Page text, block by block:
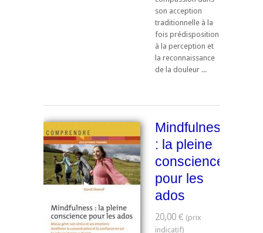
son acception
traditionnelle à la
fois prédisposition
à la perception et
la reconnaissance
de la douleur ...
Mindfulness
: la pleine
conscience
pour les
ados
20,00 €